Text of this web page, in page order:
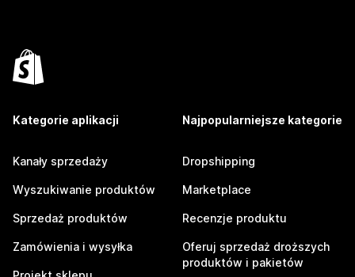
Kategorie aplikacji
Kanały sprzedaży
Wyszukiwanie produktów
Sprzedaż produktów
Zamówienia i wysyłka
Najpopularniejsze kategorie
Dropshipping
Marketplace
Recenzje produktu
Oferuj sprzedaż droższych
produktów i pakietów